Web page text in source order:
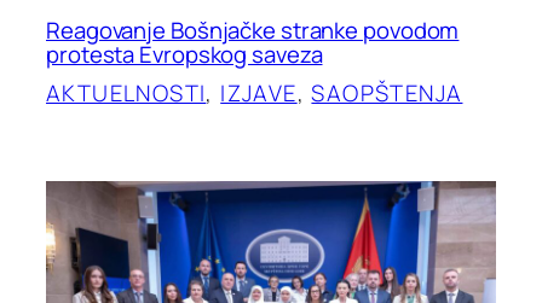
Reagovanje Bošnjačke stranke povodom
protesta Evropskog saveza
AKTUELNOSTI, IZJAVE, SAOPŠTENJA